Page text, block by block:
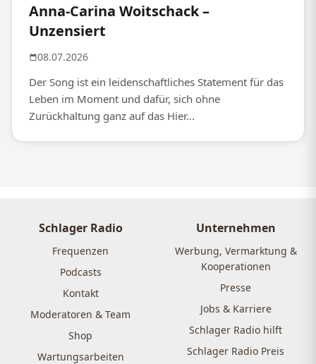
Anna-Carina Woitschack –
Unzensiert
08.07.2026
Der Song ist ein leidenschaftliches Statement für das
Leben im Moment und dafür, sich ohne
Zurückhaltung ganz auf das Hier...
Schlager Radio
Frequenzen
Podcasts
Kontakt
Moderatoren & Team
Shop
Wartungsarbeiten
Unternehmen
Werbung, Vermarktung &
Kooperationen
Presse
Jobs & Karriere
Schlager Radio hilft
Schlager Radio Preis